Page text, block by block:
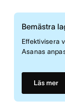
Bemästra
Effektivisera
Asanas
Läs mer